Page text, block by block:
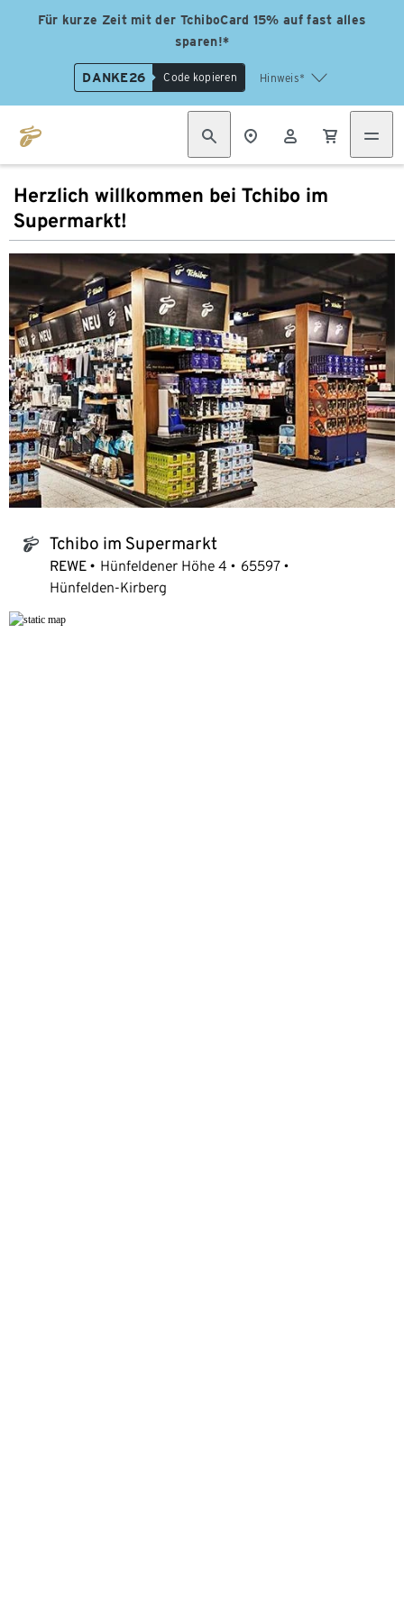
Für kurze Zeit mit der TchiboCard 15% auf fast alles
sparen!*
DANKE26 Code kopieren Hinweis*
Herzlich willkommen bei Tchibo im
Supermarkt!
tchibo_logo Tchibo im Supermarkt
REWE Hünfeldener Höhe 4
65597
Hünfelden-Kirberg